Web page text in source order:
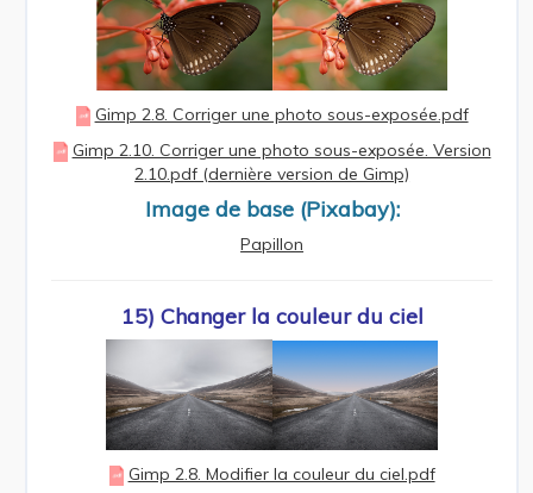
Gimp 2.8. Corriger une photo sous-exposée.pdf
Gimp 2.10. Corriger une photo sous-exposée. Version
2.10.pdf (dernière version de Gimp)
Image de base (Pixabay):
Papillon
15) Changer la couleur du ciel
Gimp 2.8. Modifier la couleur du ciel.pdf